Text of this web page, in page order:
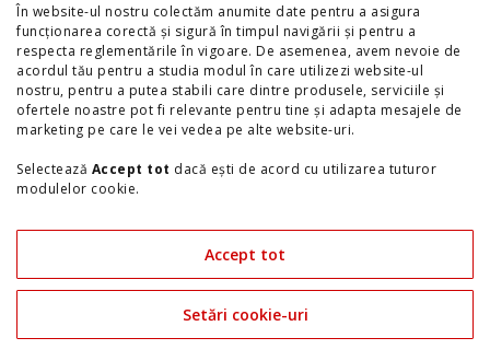
În website-ul nostru colectăm anumite date pentru a asigura
funcționarea corectă și sigură în timpul navigării și pentru a
respecta reglementările în vigoare. De asemenea, avem nevoie de
acordul tău pentru a studia modul în care utilizezi website-ul
nostru, pentru a putea stabili care dintre produsele, serviciile și
ofertele noastre pot fi relevante pentru tine și adapta mesajele de
marketing pe care le vei vedea pe alte website-uri.
Selectează Accept tot dacă ești de acord cu utilizarea tuturor
modulelor cookie.
SelecteazăSetări cookie-uridacă preferi să alegi tipurile de
module cookie pe care le folosim. Îți poți modifica preferințele în
Setări Cookie-uri
ului.
Consultă șiPolitica de confidențialitate|Politica de Cookie
Accept tot
Setări cookie-uri